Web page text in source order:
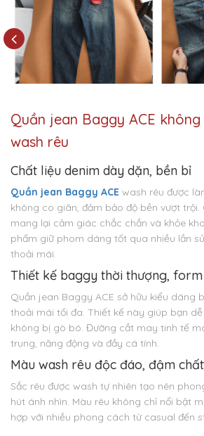
Quần jean Baggy ACE
wash rêu
Chất liệu denim dày dặn, bền bỉ
Quần jean Baggy ACE wash rêu được
không co giãn, đảm bảo độ bền vượt trội.
mang lại cảm giác chắc chắn và khỏe
phẩm giữ phom dáng tốt qua nhiều lần
thoải mái.
Thiết kế baggy thời thượng,
Quần jean Baggy ACE sở hữu kiểu dáng
thoải mái tối đa. Thiết kế này giúp bạn
không bị gò bó. Đường cắt may tinh tế
trung, năng động và đầy cá tính.
Màu wash rêu độc đáo, đậm
Sắc rêu được wash tự nhiên tạo nên
hút ánh nhìn. Màu rêu không chỉ nổi bật
hợp với nhiều phong cách từ casual đến